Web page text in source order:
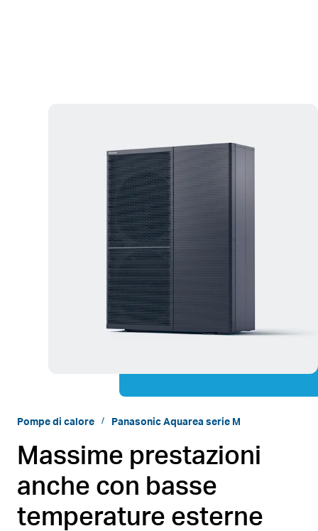
Pompe di calore Panasonic Aquarea serie M
Massime prestazioni
anche con basse
temperature esterne